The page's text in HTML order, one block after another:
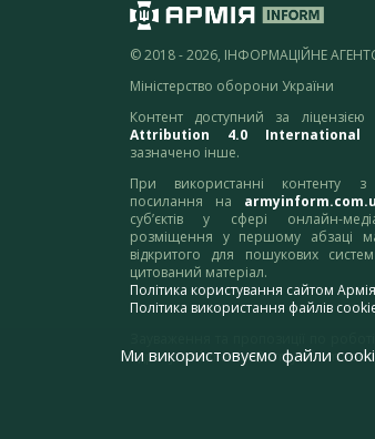
© 2018 - 2026, ІНФОРМАЦІЙНЕ
Міністерство оборони України
Контент доступний за ліцензією
Attribution 4.0 International
зазначено інше.
При використанні контенту з
посилання на
суб’єктів у сфері онлайн-
розміщення у першому абзаці
відкритого для пошукових
цитований матеріал.
Політика користування сайтом
Політика використання файлів
адресу:
Ми використовуємо файли